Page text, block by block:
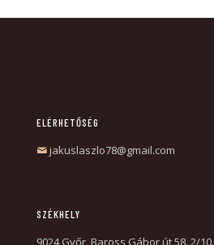
ELÉRHETŐSÉG
jakuslaszlo78@gmail.com
SZÉKHELY
9024 Győr, Baross Gábor út 58. 2/10.